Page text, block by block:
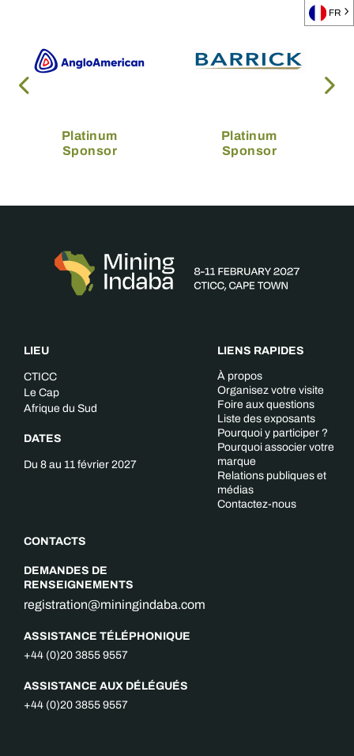
Platinum
Sponsor
Platinum
Sponsor
LIEU
CTICC
Le Cap
Afrique du Sud
DATES
Du 8 au 11 février 2027
CONTACTS
DEMANDES DE
RENSEIGNEMENTS
registration@miningindaba.com
ASSISTANCE TÉLÉPHONIQUE
+44 (0)20 3855 9557
ASSISTANCE AUX DÉLÉGUÉS
+44 (0)20 3855 9557
LIENS RAPIDES
À propos
Organisez votre visite
Foire aux questions
Liste des exposants
Pourquoi y participer ?
Pourquoi associer votre
marque
Relations publiques et
médias
Contactez-nous
FR